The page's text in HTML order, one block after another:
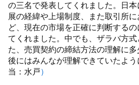
の三名で発表してくれました。日
展の経緯や上場制度、また取引所
ど、現在の市場を正確に判断する
てくれました。中でも、ザラバ方
た、売買契約の締結方法の理解に
後にはみんなが理解できていたよ
当：水戸）